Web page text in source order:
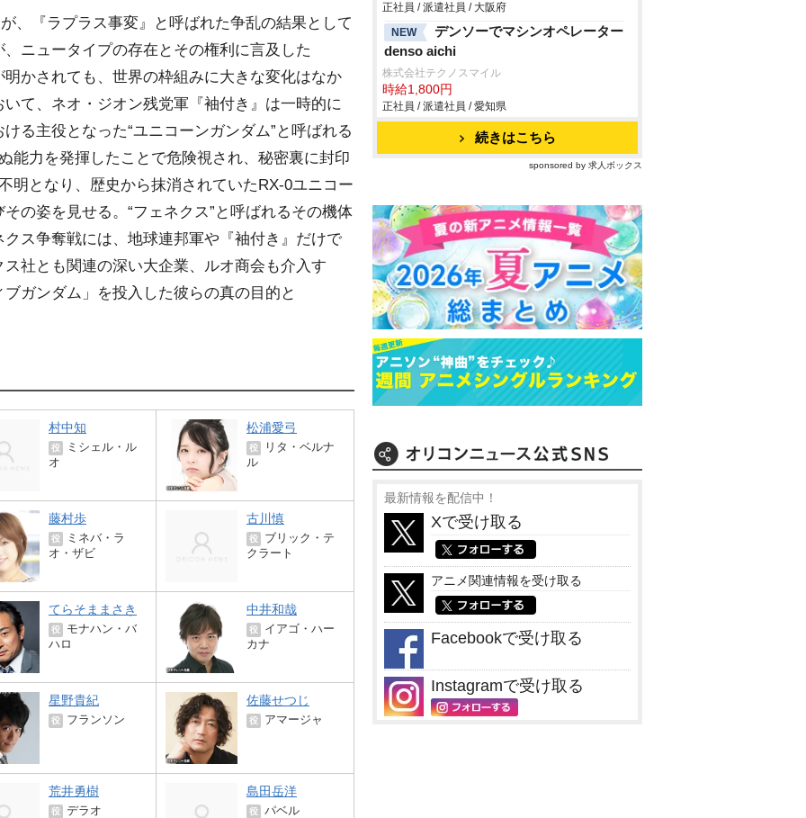
『ラプラス事変』と呼ばれた争乱の結果として
ニュータイプの存在とその権利に言及した
かされても、世界の枠組みに大きな変化はなか
て、ネオ・ジオン残党軍『袖付き』は一時的に
る主役となった“ユニコーンガンダム”と呼ばれる
能力を発揮したことで危険視され、秘密裏に封印
明となり、歴史から抹消されていたRX-0ユニコー
の姿を見せる。“フェネクス”と呼ばれるその機体
ス争奪戦には、地球連邦軍や『袖付き』だけで
社とも関連の深い大企業、ルオ商会も介入す
ガンダム」を投入した彼らの真の目的と
村中知
役
ミシェル・ル
オ
松浦愛弓
役
リタ・ベルナ
ル
藤村歩
役
ミネバ・ラ
オ・ザビ
古川慎
役
ブリック・テ
クラート
てらそままさき
役
モナハン・バ
ハロ
中井和哉
役
イアゴ・ハー
カナ
星野貴紀
役 フランソン
佐藤せつじ
役 アマージャ
荒井勇樹
役 デラオ
島田岳洋
役 パベル
正社員 / 派遣社員 / 大阪府
NEW
デンソーでマシンオペレーター
denso aichi
株式会社テクノスマイル
時給1,800円
正社員 / 派遣社員 / 愛知県
続きはこちら
sponsored by 求人ボックス
最新情報を配信中！
Xで受け取る
アニメ関連情報を受け取る
Facebookで受け取る
Instagramで受け取る